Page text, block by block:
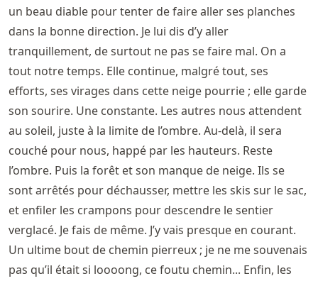
un beau diable pour tenter de faire aller ses planches
dans la bonne direction. Je lui dis d’y aller
tranquillement, de surtout ne pas se faire mal. On a
tout notre temps. Elle continue, malgré tout, ses
efforts, ses virages dans cette neige pourrie ; elle garde
son sourire. Une constante. Les autres nous attendent
au soleil, juste à la limite de l’ombre. Au-delà, il sera
couché pour nous, happé par les hauteurs. Reste
l’ombre. Puis la forêt et son manque de neige. Ils se
sont arrêtés pour déchausser, mettre les skis sur le sac,
et enfiler les crampons pour descendre le sentier
verglacé. Je fais de même. J’y vais presque en courant.
Un ultime bout de chemin pierreux ; je ne me souvenais
pas qu’il était si loooong, ce foutu chemin... Enfin, les